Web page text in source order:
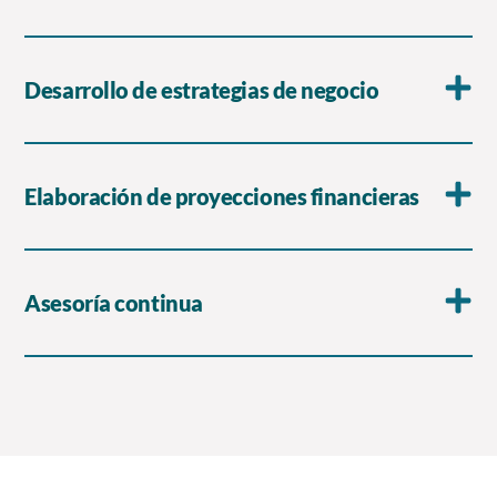
Desarrollo de estrategias de negocio
Elaboración de proyecciones financieras
Asesoría continua